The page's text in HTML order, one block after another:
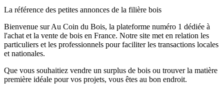
La référence des petites annonces de la filière bois
Bienvenue sur Au Coin du Bois, la plateforme numéro 1 dédiée à
l'achat et la vente de bois en France. Notre site met en relation les
particuliers et les professionnels pour faciliter les transactions locales
et nationales.
Que vous souhaitiez vendre un surplus de bois ou trouver la matière
première idéale pour vos projets, vous êtes au bon endroit.